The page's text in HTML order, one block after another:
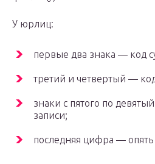
У юрлиц:
первые два знака — код
третий и четвертый —
знаки с пятого по
записи;
последняя цифра — опять